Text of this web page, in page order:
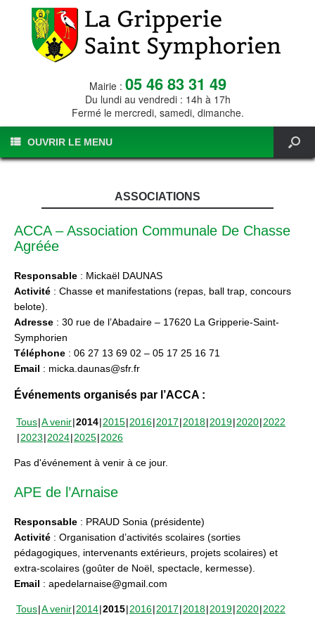
Mairie : 05 46 83 31 49
Du lundi au vendredi : 14h à 17h
Fermé le mercredi, samedi, dimanche.
OUVRIR LE MENU
ASSOCIATIONS
ACCA – Association Communale De Chasse
Agréée
Responsable : Mickaël DAUNAS
Activité : Chasse et manifestations (repas, ball trap, concours
belote).
Adresse : 30 rue de l’Abadaire – 17620 La Gripperie-Saint-
Symphorien
Téléphone : 06 27 13 69 02 – 05 17 25 16 71
Email : micka.daunas@sfr.fr
Événements organisés par l’ACCA :
Tous A venir 2014 2015 2016 2017 2018 2019 2020 2022
2023 2024 2025 2026
Pas d'événement à venir à ce jour.
APE de l’Arnaise
Responsable : PRAUD Sonia (présidente)
Activité : Organisation d’activités scolaires (sorties
pédagogiques, intervenants extérieurs, projets scolaires) et
extra-scolaires (goûter de Noël, spectacle, kermesse).
Email : apedelarnaise@gmail.com
Tous A venir 2014 2015 2016 2017 2018 2019 2020 2022